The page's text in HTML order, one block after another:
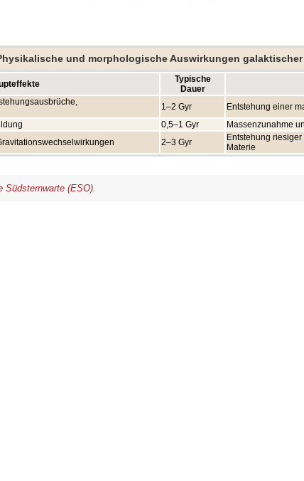
und morphologische Auswirkungen galaktischer
Typische
Dauer
1–2 Gyr Entstehung einer
0,5–1 Gyr Massenzunahme
2–3 Gyr
Entstehung
Materie
Südsternwarte (ESO).